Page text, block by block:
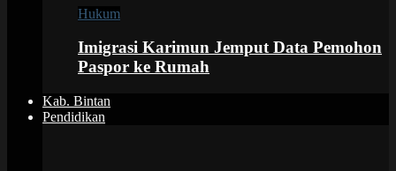
Hukum
Imigrasi Karimun Jemput Data Pemohon
Paspor ke Rumah
Kab. Bintan
Pendidikan